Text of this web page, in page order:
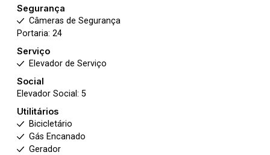
Segurança
Câmeras de Segurança
Portaria: 24
Serviço
Elevador de Serviço
Social
Elevador Social: 5
Utilitários
Bicicletário
Gás Encanado
Gerador